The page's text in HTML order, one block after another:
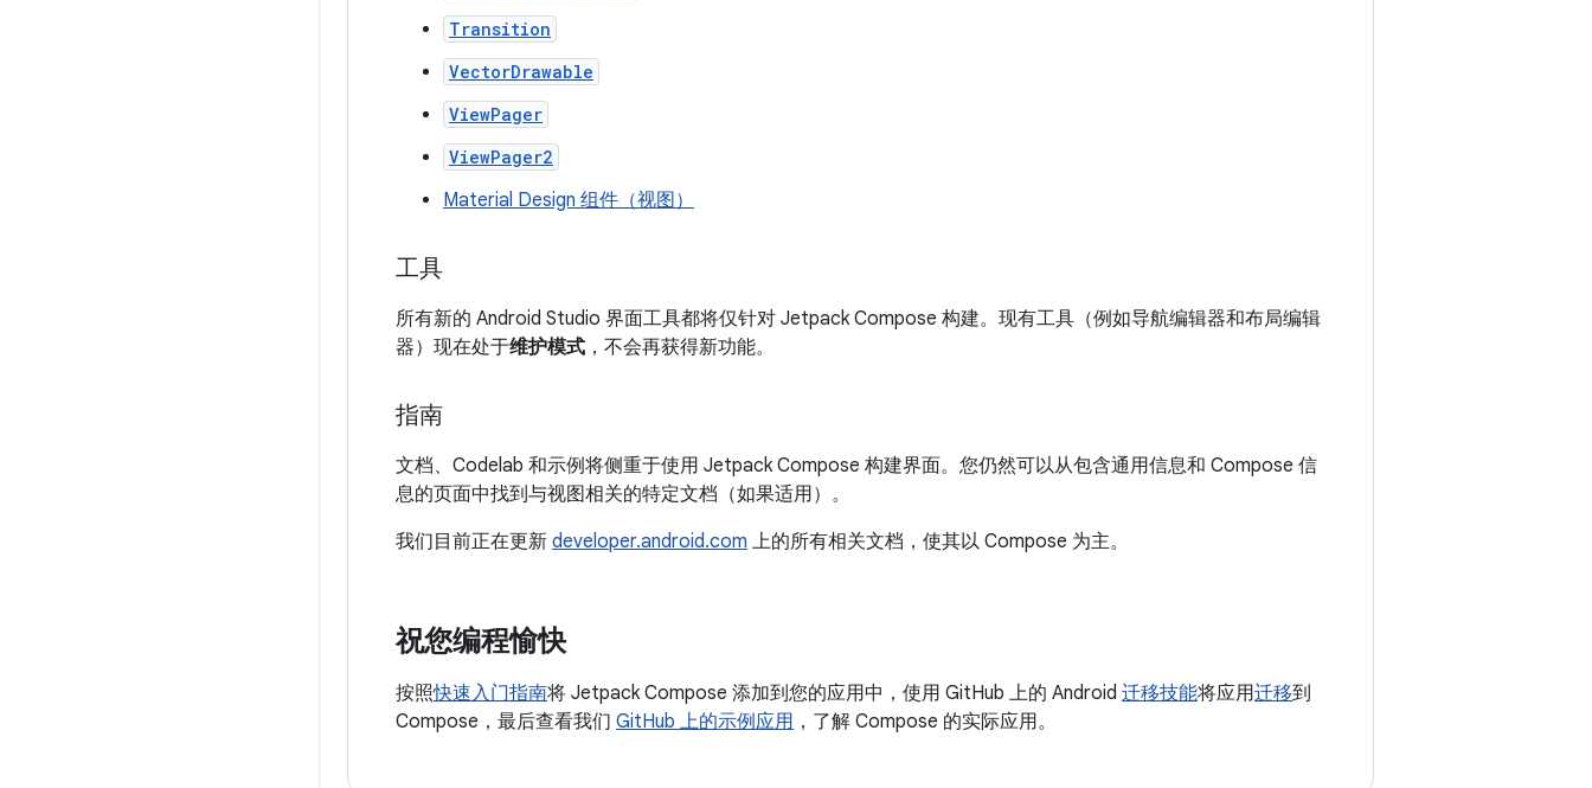
Transition
VectorDrawable
ViewPager
ViewPager2
Material Design 组件（视图）
工具
所有新的 Android Studio 界面工具都将仅针对 Jetpack Compose 构建。现有工具（例如导航编辑器和布局编辑
器）现在处于维护模式 ，不会再获得新功能。
指南
文档、Codelab 和示例将侧重于使用 Jetpack Compose 构建界面。您仍然可以从包含通用信息和 Compose 信
息的页面中找到与视图相关的特定文档（如果适用）。
我们目前正在更新 developer.android.com 上的所有相关文档，使其以 Compose 为主。
祝您编程愉快
按照快速入门指南将 Jetpack Compose 添加到您的应用中，使用 GitHub 上的 Android 迁移技能将应用迁移到
Compose，最后查看我们 GitHub 上的示例应用 ，了解 Compose 的实际应用。